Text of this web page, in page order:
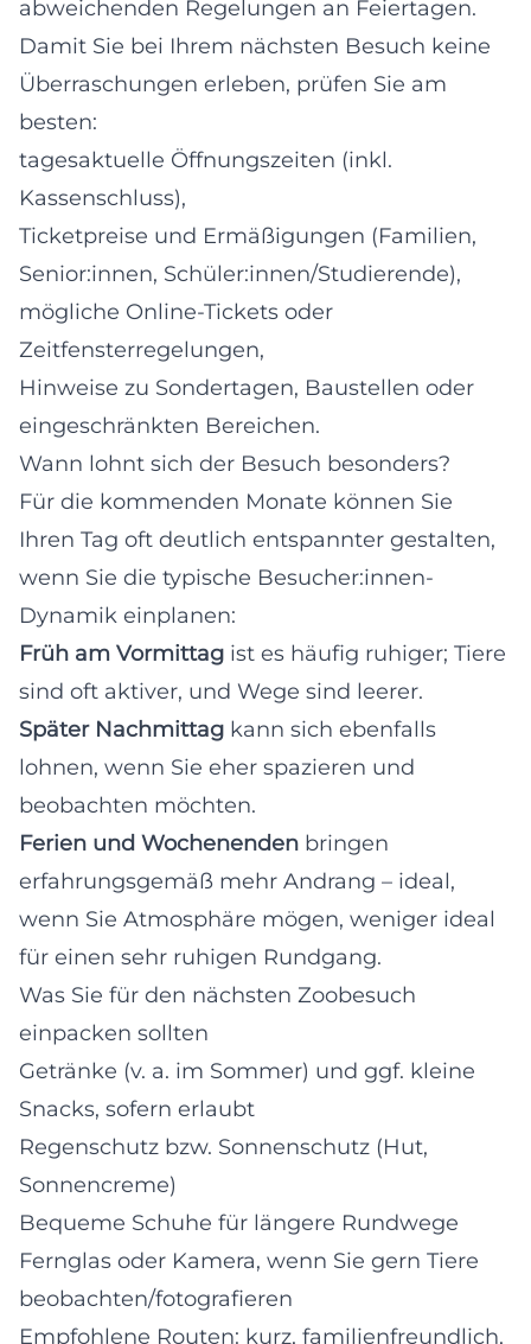
abweichenden Regelungen an Feiertagen.
Damit Sie bei Ihrem nächsten Besuch keine
Überraschungen erleben, prüfen Sie am
besten:
tagesaktuelle Öffnungszeiten (inkl.
Kassenschluss),
Ticketpreise und Ermäßigungen (Familien,
Senior:innen, Schüler:innen/Studierende),
mögliche Online-Tickets oder
Zeitfensterregelungen,
Hinweise zu Sondertagen, Baustellen oder
eingeschränkten Bereichen.
Wann lohnt sich der Besuch besonders?
Für die kommenden Monate können Sie
Ihren Tag oft deutlich entspannter gestalten,
wenn Sie die typische Besucher:innen-
Dynamik einplanen:
Früh am Vormittag ist es häufig ruhiger; Tiere
sind oft aktiver, und Wege sind leerer.
Später Nachmittag kann sich ebenfalls
lohnen, wenn Sie eher spazieren und
beobachten möchten.
Ferien und Wochenenden bringen
erfahrungsgemäß mehr Andrang – ideal,
wenn Sie Atmosphäre mögen, weniger ideal
für einen sehr ruhigen Rundgang.
Was Sie für den nächsten Zoobesuch
einpacken sollten
Getränke (v. a. im Sommer) und ggf. kleine
Snacks, sofern erlaubt
Regenschutz bzw. Sonnenschutz (Hut,
Sonnencreme)
Bequeme Schuhe für längere Rundwege
Fernglas oder Kamera, wenn Sie gern Tiere
beobachten/fotografieren
Empfohlene Routen: kurz, familienfreundlich,